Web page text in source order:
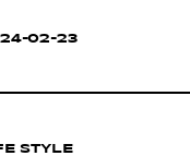
02-23
STYLE